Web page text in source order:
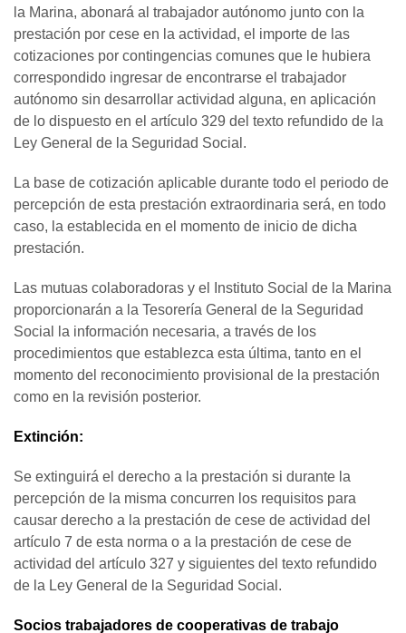
la Marina, abonará al trabajador autónomo junto con la
prestación por cese en la actividad, el importe de las
cotizaciones por contingencias comunes que le hubiera
correspondido ingresar de encontrarse el trabajador
autónomo sin desarrollar actividad alguna, en aplicación
de lo dispuesto en el artículo 329 del texto refundido de la
Ley General de la Seguridad Social.
La base de cotización aplicable durante todo el periodo de
percepción de esta prestación extraordinaria será, en todo
caso, la establecida en el momento de inicio de dicha
prestación.
Las mutuas colaboradoras y el Instituto Social de la Marina
proporcionarán a la Tesorería General de la Seguridad
Social la información necesaria, a través de los
procedimientos que establezca esta última, tanto en el
momento del reconocimiento provisional de la prestación
como en la revisión posterior.
Extinción:
Se extinguirá el derecho a la prestación si durante la
percepción de la misma concurren los requisitos para
causar derecho a la prestación de cese de actividad del
artículo 7 de esta norma o a la prestación de cese de
actividad del artículo 327 y siguientes del texto refundido
de la Ley General de la Seguridad Social.
Socios trabajadores de cooperativas de trabajo